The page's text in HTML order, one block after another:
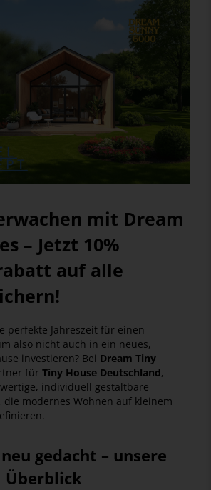
mit Dream
– Jetzt 10%
auf alle
perfekte Jahreszeit für einen
also nicht auch in ein neues,
investieren? Bei Dream Tiny
für Tiny House Deutschland,
individuell gestaltbare
, die modernes Wohnen auf kleinem
gedacht – unsere
Überblick